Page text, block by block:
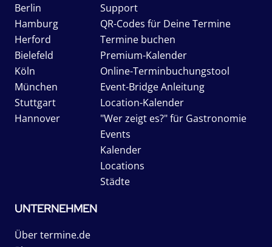
Berlin
Hamburg
Herford
Bielefeld
Köln
München
Stuttgart
Hannover
Support
QR-Codes für Deine Termine
Termine buchen
Premium-Kalender
Online-Terminbuchungstool
Event-Bridge Anleitung
Location-Kalender
"Wer zeigt es?" für Gastronomie
Events
Kalender
Locations
Städte
UNTERNEHMEN
Über termine.de